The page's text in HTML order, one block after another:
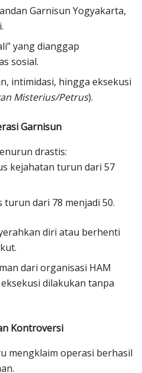
Garnisun Yogyakarta,
yang dianggap
sosial.
intimidasi, hingga eksekusi
Misterius/Petrus).
Garnisun
drastis:
kejahatan turun dari 57
turun dari 78 menjadi 50.
diri atau berhenti
dari organisasi HAM
dilakukan tanpa
Kontroversi
mengklaim operasi berhasil